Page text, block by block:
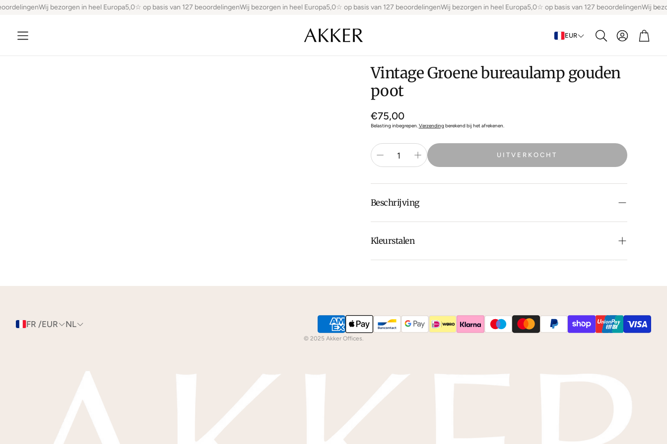
Wij bezorgen in heel Europa5,0☆ op basis van 127 beoordelingenWij bezorgen in heel Europa5,0☆ op basis van 127 beoordelingenWij bezorgen in heel Europa5,0☆ op basis van 127 beoordelingenWij
EUR
Zoeken
Account
Vintage Groene bureaulamp gouden
poot
Normale
prijs
€75,00
Belasting inbegrepen.Verzendingberekend bij het afrekenen.
UITVERKOCHT
Beschrijving
Kleurstalen
FR /EUR NL
© 2025 Akker Offices.